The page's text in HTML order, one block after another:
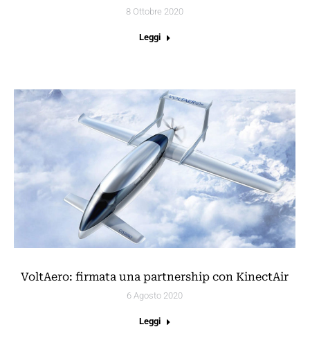
8 Ottobre 2020
Leggi
VoltAero: firmata una partnership con KinectAir
6 Agosto 2020
Leggi